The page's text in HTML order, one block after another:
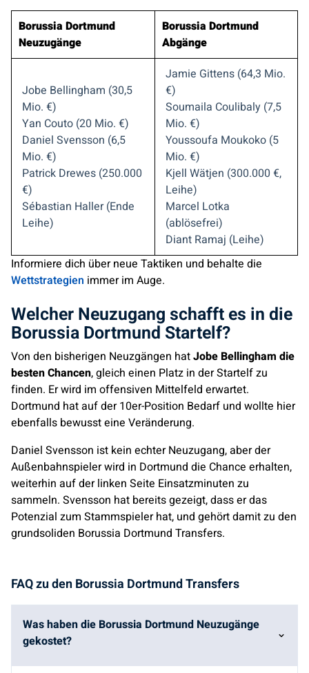
Borussia Dortmund
Neuzugänge
Borussia Dortmund
Abgänge
Jobe Bellingham (30,5
Mio. €)
Yan Couto (20 Mio. €)
Daniel Svensson (6,5
Mio. €)
Patrick Drewes (250.000
€)
Sébastian Haller (Ende
Leihe)
Jamie Gittens (64,3 Mio.
€)
Soumaila Coulibaly (7,5
Mio. €)
Youssoufa Moukoko (5
Mio. €)
Kjell Wätjen (300.000 €,
Leihe)
Marcel Lotka
(ablösefrei)
Diant Ramaj (Leihe)
Informiere dich über neue Taktiken und behalte die
Wettstrategien immer im Auge.
Welcher Neuzugang schafft es in die
Borussia Dortmund Startelf?
Von den bisherigen Neuzgängen hatJobe Bellingham die
besten Chancen, gleich einen Platz in der Startelf zu
finden. Er wird im offensiven Mittelfeld erwartet.
Dortmund hat auf der 10er-Position Bedarf und wollte hier
ebenfalls bewusst eine Veränderung.
Daniel Svensson ist kein echter Neuzugang, aber der
Außenbahnspieler wird in Dortmund die Chance erhalten,
weiterhin auf der linken Seite Einsatzminuten zu
sammeln. Svensson hat bereits gezeigt, dass er das
Potenzial zum Stammspieler hat, und gehört damit zu den
grundsoliden Borussia Dortmund Transfers.
FAQ zu den Borussia Dortmund Transfers
Was haben die Borussia Dortmund Neuzugänge
gekostet?